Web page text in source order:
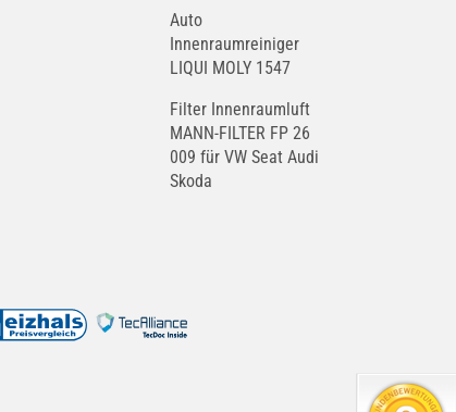
Auto
Innenraumreiniger
LIQUI MOLY 1547
Filter Innenraumluft
MANN-FILTER FP 26
009 für VW Seat Audi
Skoda